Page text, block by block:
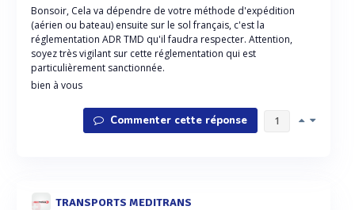
Bonsoir, Cela va dépendre de votre méthode d'expédition
(aérien ou bateau) ensuite sur le sol français, c'est la
réglementation ADR TMD qu'il faudra respecter. Attention,
soyez très vigilant sur cette réglementation qui est
particulièrement sanctionnée.
bien à vous
Commenter cette réponse 1
TRANSPORTS MEDITRANS